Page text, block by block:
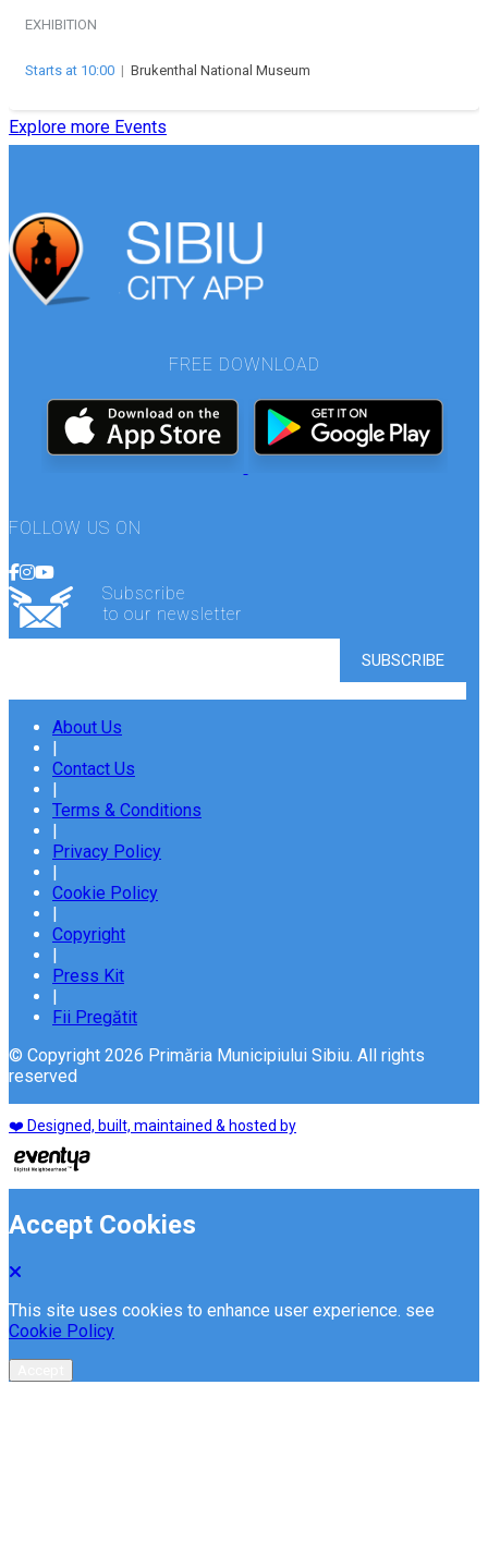
EXHIBITION
Starts at 10:00 | Brukenthal National Museum
Explore more Events
FREE DOWNLOAD
FOLLOW US ON
Subscribe
to our newsletter
About Us
|
Contact Us
|
Terms & Conditions
|
Privacy Policy
|
Cookie Policy
|
Copyright
|
Press Kit
|
Fii Pregătit
© Copyright 2026 Primăria Municipiului Sibiu. All rights
reserved
❤️ Designed, built, maintained & hosted by
Accept Cookies
This site uses cookies to enhance user experience. see
Cookie Policy